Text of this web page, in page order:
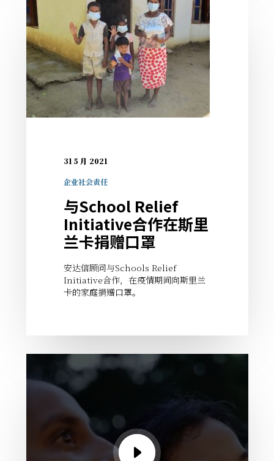
31 5 月 2021
企业社会责任
与School Relief
Initiative合作在斯里
兰卡捐赠口罩
安达信顾问与Schools Relief
Initiative合作，在疫情期间向斯里兰
卡的家庭捐赠口罩。